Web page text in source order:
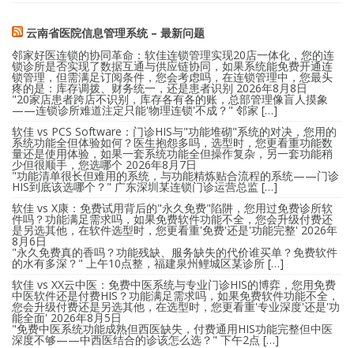
云南省医院信息管理系统 – 最新问题
邻家好医连锁的协同革命：软佳连锁管理实现20店一体化，您的连
锁诊所是否实现了数据互通与供应链协同，如果系统能免费开通连
锁管理，但需满足订阅条件，您会考虑吗，在连锁管理中，您最头
疼的是：库存调拨、财务统一，还是患者识别 2026年8月8日
"20家店患者跨店不识别，库存各有各的账，总部管理像盲人摸象
——连锁诊所难道注定只能'物理连锁'不成？" 邻家 […]
软佳 vs PCS Software：门诊HIS与"功能堆砌"系统的对决，您用的
系统功能全但体验如何？医生抱怨多吗，选型时，您更看重功能数
量还是使用体验，如果一套系统功能全但操作复杂，另一套功能稍
少但很顺手，您选哪个 2026年8月7日
"功能清单很长但难用的系统，与功能精炼贴合流程的系统——门诊
HIS到底该选哪个？" 广东深圳某连锁门诊运营总监 […]
软佳 vs X康：免费试用背后的"永久免费"陷阱，您用过免费诊所软
件吗？功能满足需求吗，如果免费软件功能不全，您会升级付费还
是另选其他，在软件选型时，您更看重'免费'还是'功能完整' 2026年
8月6日
"永久免费真的香吗？功能残缺、服务缺失的代价谁买单？免费软件
的水有多深？" 上午10点整，福建泉州鲤城区某诊所 […]
软佳 vs XX云中医：免费中医系统与专业门诊HIS的博弈，您用免费
中医软件还是付费HIS？功能满足需求吗，如果免费软件功能不全，
您会升级付费还是另选其他，在选型时，您更看重'专业深度'还是'功
能全面' 2026年8月5日
"免费中医系统功能成熟但西医缺失，付费通用HIS功能完整但中医
深度不够——中西医结合的诊该怎么选？" 下午2点 […]